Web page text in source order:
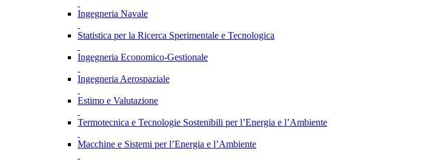
Ingegneria Navale
Statistica per la Ricerca Sperimentale e Tecnologica
Ingegneria Economico-Gestionale
Ingegneria Aerospaziale
Estimo e Valutazione
Termotecnica e Tecnologie Sostenibili per l’Energia e l’Ambiente
Macchine e Sistemi per l’Energia e l’Ambiente